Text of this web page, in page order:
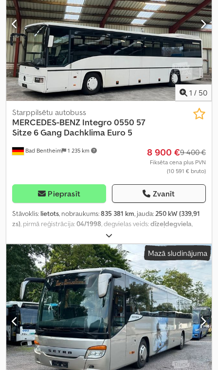
1 / 50
Bad Bentheim 1 235 km
Starppilsētu autobuss
MERCEDES-BENZ Integro 0550 57
Sitze 6 Gang Dachklima Euro 5
8 900 €9 400 €
Fiksēta cena plus PVN
(10 591 € bruto)
Pieprasīt Zvanīt
Stāvoklis: lietots, nobraukums:835 381 km, jauda:250 kW (339,91
zs), pirmā reģistrācija:04/1998, degvielas veids:dīzeļdegviela,
, pārnesuma veids:
pārbaude (TÜV):06/2027, emisijas klase:Euro 5, krāsa:balts,
bremzes:retardētājs, Ražošanas gads:1998 , Aprīkojums:ABS,
elektroniskā stabilitātes programma (ESP), gaisa
kondicionēšana, kvēpu filtrs,
Mazā sludinājuma